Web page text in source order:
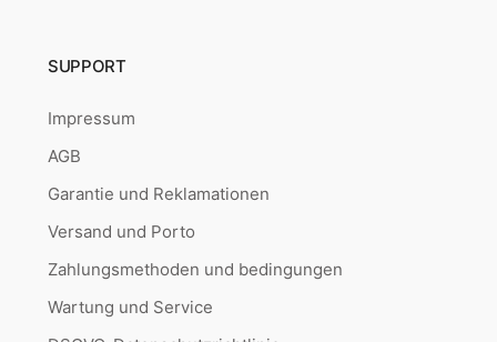
SUPPORT
Impressum
AGB
Garantie und Reklamationen
Versand und Porto
Zahlungsmethoden und bedingungen
Wartung und Service